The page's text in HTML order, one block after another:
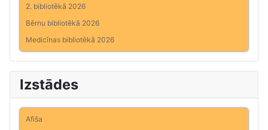
2. bibliotēkā 2026
Bērnu bibliotēkā 2026
Medicīnas bibliotēkā 2026
Izstādes
Afiša